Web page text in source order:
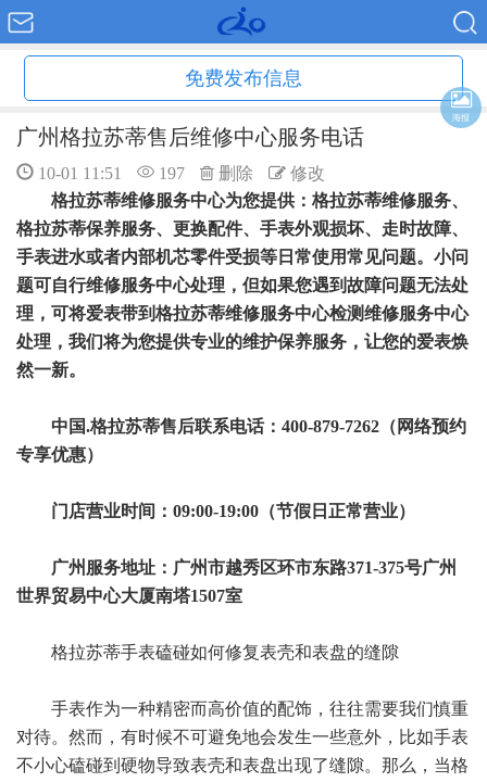
免费发布信息
广州格拉苏蒂售后维修中心服务电话
10-01 11:51 197 删除
修改
格拉苏蒂维修服务中心为您提供：格拉苏蒂维修服务、
格拉苏蒂保养服务、更换配件、手表外观损坏、走时故障、
手表进水或者内部机芯零件受损等日常使用常见问题。小问
题可自行维修服务中心处理，但如果您遇到故障问题无法处
理，可将爱表带到格拉苏蒂维修服务中心检测维修服务中心
处理，我们将为您提供专业的维护保养服务，让您的爱表焕
然一新。
中国.格拉苏蒂售后联系电话：400-879-7262（网络预约
专享优惠）
门店营业时间：09:00-19:00（节假日正常营业）
广州服务地址：广州市越秀区环市东路371-375号广州
世界贸易中心大厦南塔1507室
格拉苏蒂手表磕碰如何修复表壳和表盘的缝隙
手表作为一种精密而高价值的配饰，往往需要我们慎重
对待。然而，有时候不可避免地会发生一些意外，比如手表
不小心磕碰到硬物导致表壳和表盘出现了缝隙。那么，当格
海报